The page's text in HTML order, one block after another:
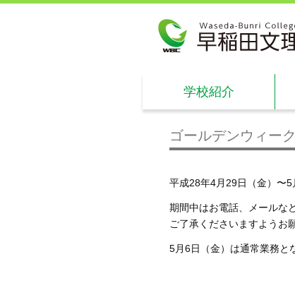
学校紹介
ゴールデンウィー
平成28年4月29日（金）〜5
期間中はお電話、メールな
ご了承くださいますようお
5月6日（金）は通常業務と